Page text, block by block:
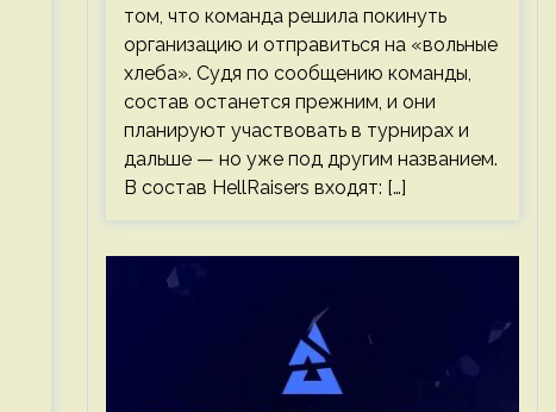
том, что команда решила покинуть
организацию и отправиться на «вольные
хлеба». Судя по сообщению команды,
состав останется прежним, и они
планируют участвовать в турнирах и
дальше — но уже под другим названием.
В состав HellRaisers входят: […]